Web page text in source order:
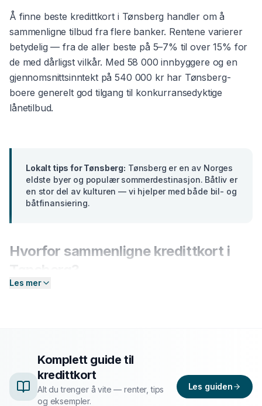
Å finne beste kredittkort i Tønsberg handler om å
sammenligne tilbud fra flere banker. Rentene varierer
betydelig — fra de aller beste på 5–7% til over 15% for
de med dårligst vilkår. Med 58 000 innbyggere og en
gjennomsnittsinntekt på540 000 krhar Tønsberg-
boere generelt god tilgang til konkurransedyktige
lånetilbud.
Lokalt tips forTønsberg: Tønsberg er en av Norges
eldste byer og populær sommerdestinasjon. Båtliv er
en stor del av kulturen — vi hjelper med både bil- og
båtfinansiering.
Hvorfor sammenligne kredittkort i
Banker i
tilbud og finne det som passer deg best.
Slik fungerer prosessen
Les mer
Komplett guide til
kredittkort
Alt du trenger å vite — renter, tips
og eksempler.
Les guiden